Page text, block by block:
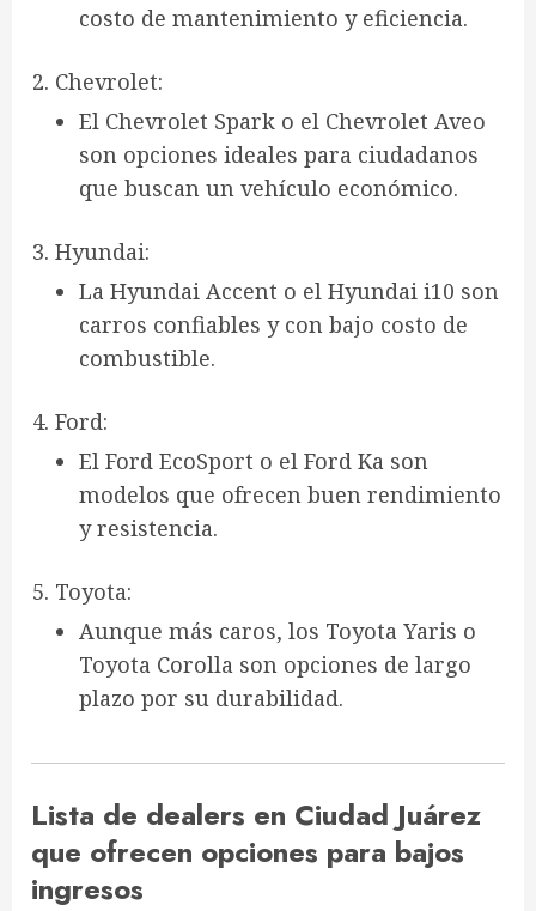
costo de mantenimiento y eficiencia.
Chevrolet:
El Chevrolet Spark o el Chevrolet Aveo
son opciones ideales para ciudadanos
que buscan un vehículo económico.
Hyundai:
La Hyundai Accent o el Hyundai i10 son
carros confiables y con bajo costo de
combustible.
Ford:
El Ford EcoSport o el Ford Ka son
modelos que ofrecen buen rendimiento
y resistencia.
Toyota:
Aunque más caros, los Toyota Yaris o
Toyota Corolla son opciones de largo
plazo por su durabilidad.
Lista de dealers en Ciudad Juárez
que ofrecen opciones para bajos
ingresos